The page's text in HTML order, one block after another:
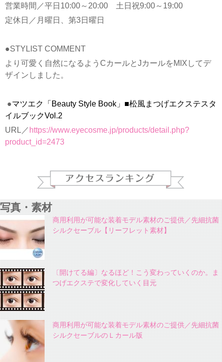
営業時間／平日10:00～20:00 土日祝9:00～19:00
定休日／月曜日、第3日曜日
●STYLIST COMMENT
より可愛く自然になるようCカールとJカールをMIXしてデ
ザインしました。
●マツエク「Beauty Style Book」■松風まつげエクステスタ
イルブックVol.2
URL／https://www.eyecosme.jp/products/detail.php?
product_id=2473
写真・素材
商用利用が可能な装着モデル素材のご提供／先細抗菌
シルクセーブル【リーフレット素材】
〔開けてる編〕なるほど！こう変わっていくのか。ま
つげエクステで変化していく目元
商用利用が可能な装着モデル素材のご提供／先細抗菌
シルクセーブルのＬカール版